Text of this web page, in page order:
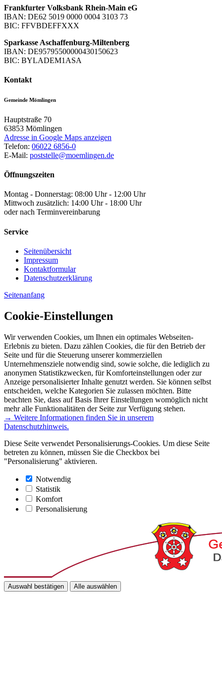
Frankfurter Volksbank Rhein-Main eG
IBAN: DE62 5019 0000 0004 3103 73
BIC: FFVBDEFFXXX
Sparkasse Aschaffenburg-Miltenberg
IBAN: DE95795500000430150623
BIC: BYLADEM1ASA
Kontakt
Gemeinde Mömlingen
Hauptstraße 70
63853 Mömlingen
Adresse in Google Maps anzeigen
Telefon: 06022 6856-0
E-Mail: poststelle@moemlingen.de
Öffnungszeiten
Montag - Donnerstag: 08:00 Uhr - 12:00 Uhr
Mittwoch zusätzlich: 14:00 Uhr - 18:00 Uhr
oder nach Terminvereinbarung
Service
Seitenübersicht
Impressum
Kontaktformular
Datenschutzerklärung
Seitenanfang
Cookie-Einstellungen
Wir verwenden Cookies, um Ihnen ein optimales Webseiten-
Erlebnis zu bieten. Dazu zählen Cookies, die für den Betrieb der
Seite und für die Steuerung unserer kommerziellen
Unternehmensziele notwendig sind, sowie solche, die lediglich zu
anonymen Statistikzwecken, für Komforteinstellungen oder zur
Anzeige personalisierter Inhalte genutzt werden. Sie können selbst
entscheiden, welche Kategorien Sie zulassen möchten. Bitte
beachten Sie, dass auf Basis Ihrer Einstellungen womöglich nicht
mehr alle Funktionalitäten der Seite zur Verfügung stehen.
→ Weitere Informationen finden Sie in unserem
Datenschutzhinweis.
Diese Seite verwendet Personalisierungs-Cookies. Um diese Seite
betreten zu können, müssen Sie die Checkbox bei
"Personalisierung" aktivieren.
Notwendig
Statistik
Komfort
Personalisierung
Auswahl bestätigen Alle auswählen